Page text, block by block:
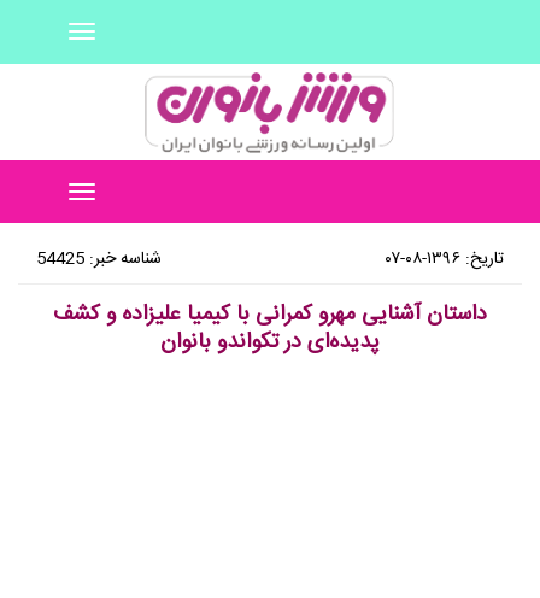
Toggle
navigation
Toggle
navigation
تاریخ: ۱۳۹۶-۰۸-۰۷
شناسه خبر: 54425
داستان آشنایی مهرو کمرانی با کیمیا علیزاده و کشف
پدیده‌ای در تکواندو بانوان